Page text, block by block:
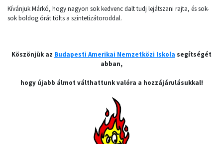
Kívánjuk Márkó, hogy nagyon sok kedvenc dalt tudj lejátszani rajta, és sok-
sok boldog órát tölts a szintetizátoroddal.
Köszönjük az Budapesti Amerikai Nemzetközi Iskola segítségét
abban,
hogy újabb álmot válthattunk valóra a hozzájárulásukkal!